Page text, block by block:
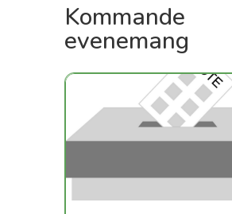
Kommande
evenemang